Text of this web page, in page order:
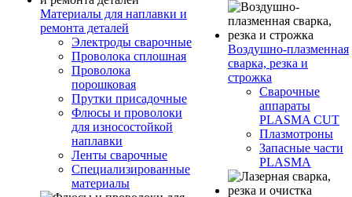
Материалы для наплавки и
ремонта деталей
Электроды сварочные
Проволока сплошная
Проволока
порошковая
Прутки присадочные
Флюсы и проволоки
для износостойкой
наплавки
Ленты сварочные
Специализированные
материалы
Воздушно-плазменная
сварка, резка и
строжка
Сварочные
аппараты
PLASMA CUT
Плазмотроны
Запасные части
PLASMA